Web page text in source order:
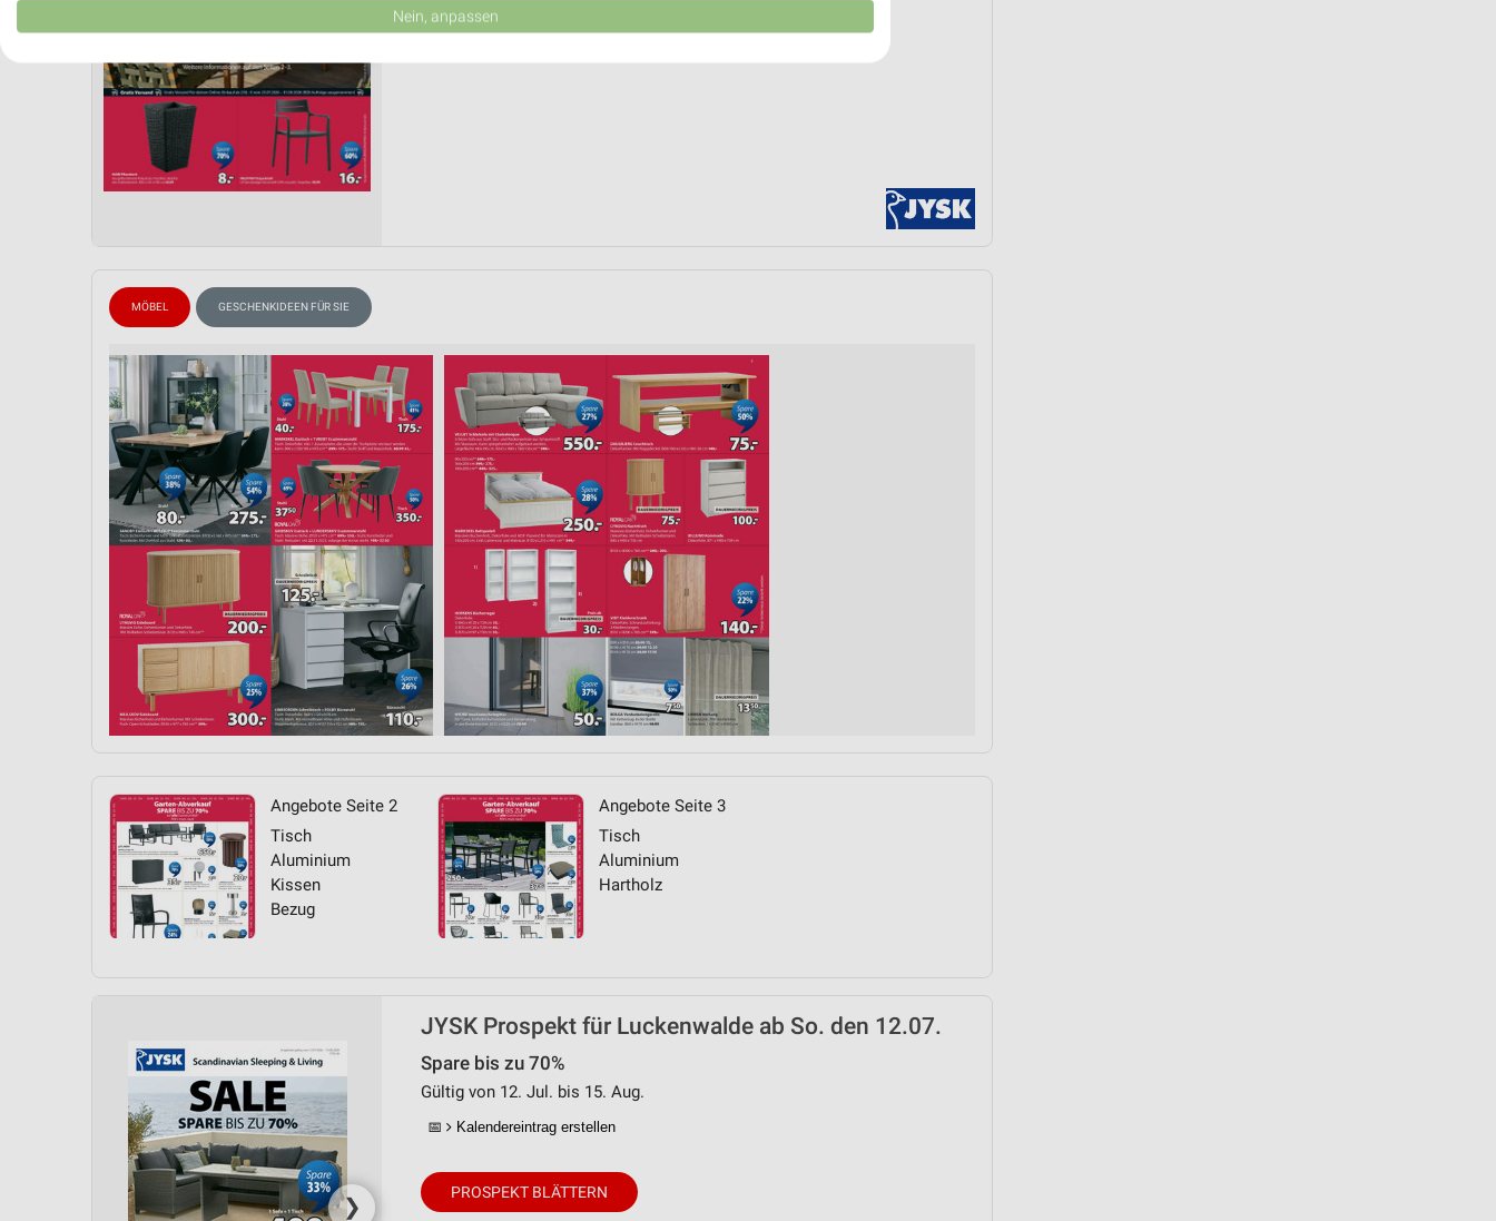
❯
PROSPEKT BLÄTTERN
MÖBEL GESCHENKIDEEN FÜR SIE
Angebote Seite 2
Tisch
Aluminium
Kissen
Bezug
Angebote Seite 3
Tisch
Aluminium
Hartholz
❯
JYSK Prospekt für Luckenwalde ab So. den 12.07.
Spare bis zu 70%
Gültig von 12. Jul. bis 15. Aug.
📅 Kalendereintrag erstellen
PROSPEKT BLÄTTERN
Erstellung von Profilen für personalisierte Werbung
Erstellung von Profilen zur Personalisierung von Inhalten
Verwendung von Profilen zur Auswahl personalisierter Inhalte
Messung der Werbeleistung
Analyse von Zielgruppen durch Statistiken oder Kombinationen von Daten aus verschiedenen
Verwendung reduzierter Daten zur Auswahl von Inhalten
IAB-Besonderheiten:
Verwendung genauer Standortdaten
Geräte anhand von aktiv angeforderten Informationen identifizieren
Nicht-IAB-Verarbeitungszwecke:
Performance
Nein, anpassen